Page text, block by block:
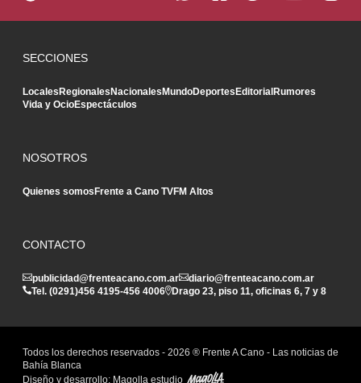
SECCIONES
LocalesRegionalesNacionalesMundoDeportesEditorialRumores
Vida y OcioEspectáculos
NOSOTROS
Quienes somosFrente a Cano TVFM Altos
CONTACTO
publicidad@frenteacano.com.ar
diario@frenteacano.com.ar
Tel. (0291)456 4195-456 4006 Drago 23, piso 11, oficinas 6, 7 y 8
Todos los derechos reservados - 2026 ® Frente A Cano - Las noticias de
Bahía Blanca
Diseño y desarrollo: Magolla estudio